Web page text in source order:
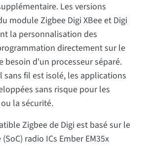
Les versions
module Zigbee Digi XBee et Digi
la personnalisation des
directement sur le
besoin d'un processeur séparé.
sans fil est isolé, les applications
sans risque pour les
la sécurité.
Zigbee de Digi est basé sur le
radio ICs Ember EM35x